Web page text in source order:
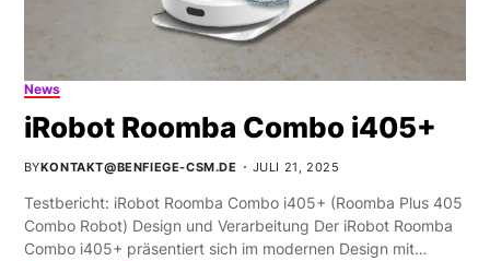
News
iRobot Roomba Combo i405+
BYKONTAKT@BENFIEGE-CSM.DE JULI 21, 2025
Testbericht: iRobot Roomba Combo i405+ (Roomba Plus 405
Combo Robot) Design und Verarbeitung Der iRobot Roomba
Combo i405+ präsentiert sich im modernen Design mit…